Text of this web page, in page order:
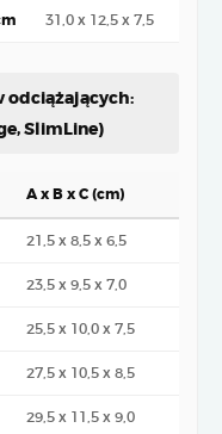
31,0 x 12,5 x 7,5
odciążających:
SlimLine)
A x B x C (cm)
21,5 x 8,5 x 6,5
23,5 x 9,5 x 7,0
25,5 x 10,0 x 7,5
27,5 x 10,5 x 8,5
29,5 x 11,5 x 9,0